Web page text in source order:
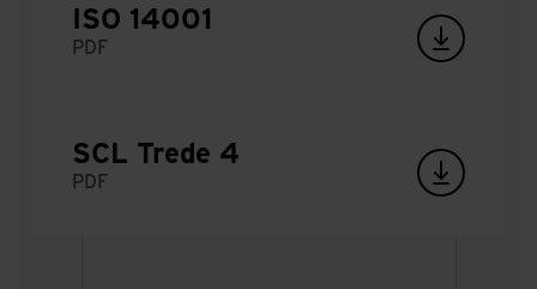
ISO 14001
PDF
SCL Trede 4
PDF